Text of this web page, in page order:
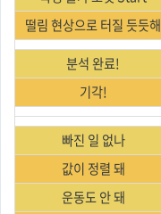
떨림 현상으로 터질 듯듯해
분석 완료!
기각!
빠진 일 없나
값이 정렬 돼
운동도 안 돼